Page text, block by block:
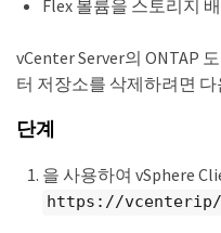
Flex 볼륨을 스토리지
vCenter Server의 ONTAP
터 저장소를 삭제하려면
단계
을 사용하여 vSphere
https://